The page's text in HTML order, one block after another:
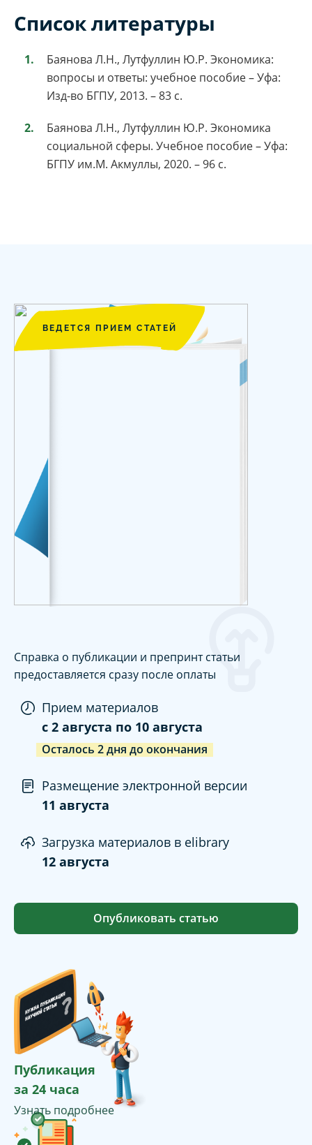
Список литературы
Баянова Л.Н., Лутфуллин Ю.Р. Экономика:
вопросы и ответы: учебное пособие – Уфа:
Изд-во БГПУ, 2013. – 83 с.
Баянова Л.Н., Лутфуллин Ю.Р. Экономика
социальной сферы. Учебное пособие – Уфа:
БГПУ им.М. Акмуллы, 2020. – 96 с.
ВЕДЕТСЯ ПРИЕМ СТАТЕЙ
Справка о публикации и препринт статьи
предоставляется сразу после оплаты
Прием материалов
c 2 августа по 10 августа
Осталось 2дня до окончания
Размещение электронной версии
11 августа
Загрузка материалов в elibrary
12 августа
Опубликовать статью
Публикация
за 24 часа
Узнать подробнее